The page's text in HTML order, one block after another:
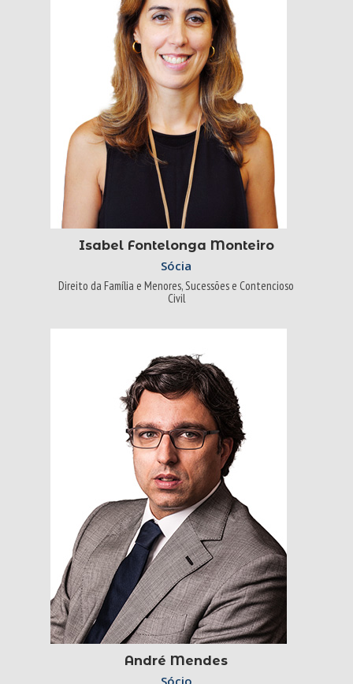
Isabel Fontelonga Monteiro
Sócia
Direito da Família e Menores, Sucessões e Contencioso
Civil
André Mendes
Sócio